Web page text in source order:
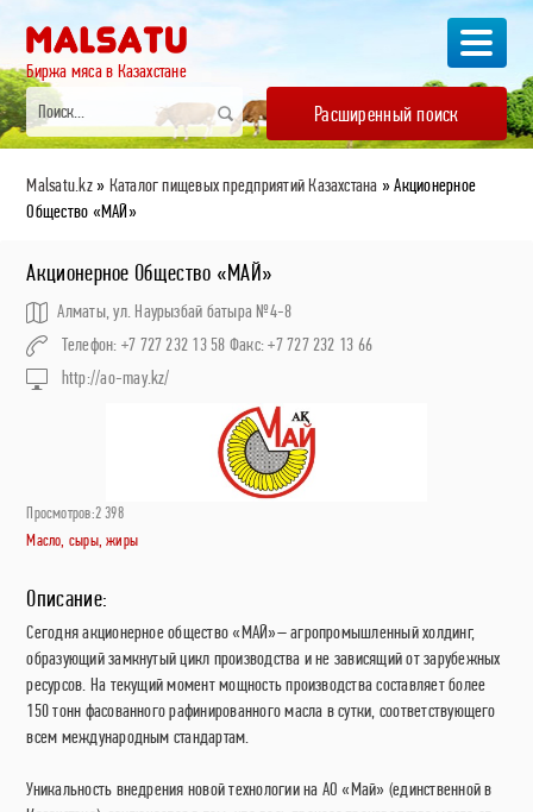
Биржа мяса в Казахстане
Расширенный поиск
Malsatu.kz» Каталог пищевых предприятий Казахстана » Акционерное
Общество «МАЙ»
Акционерное Общество «МАЙ»
Алматы, ул. Наурызбай батыра №4-8
Телефон: +7 727 232 13 58 Факс: +7 727 232 13 66
http://ao-may.kz/
Просмотров:2 398
Масло, сыры, жиры
Описание:
Сегодня акционерное общество «МАЙ»– агропромышленный холдинг,
образующий замкнутый цикл производства и не зависящий от зарубежных
ресурсов. На текущий момент мощность производства составляет более
150 тонн фасованного рафинированного масла в сутки, соответствующего
всем международным стандартам.
Уникальность внедрения новой технологии на АО «Май» (единственной в